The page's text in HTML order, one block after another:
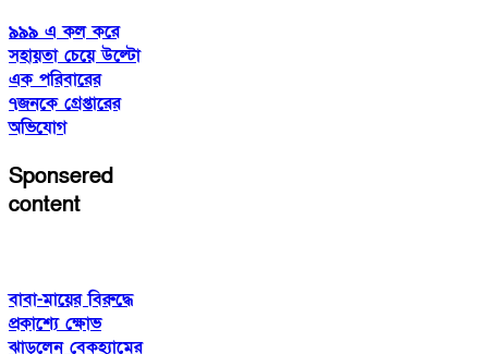
৯৯৯ এ কল করে
সহায়তা চেয়ে উল্টো
এক পরিবারের
৭জনকে গ্রেপ্তারের
অভিযোগ
Sponsered
content
বাবা-মায়ের বিরুদ্ধে
প্রকাশ্যে ক্ষোভ
ঝাড়লেন বেকহ্যামের